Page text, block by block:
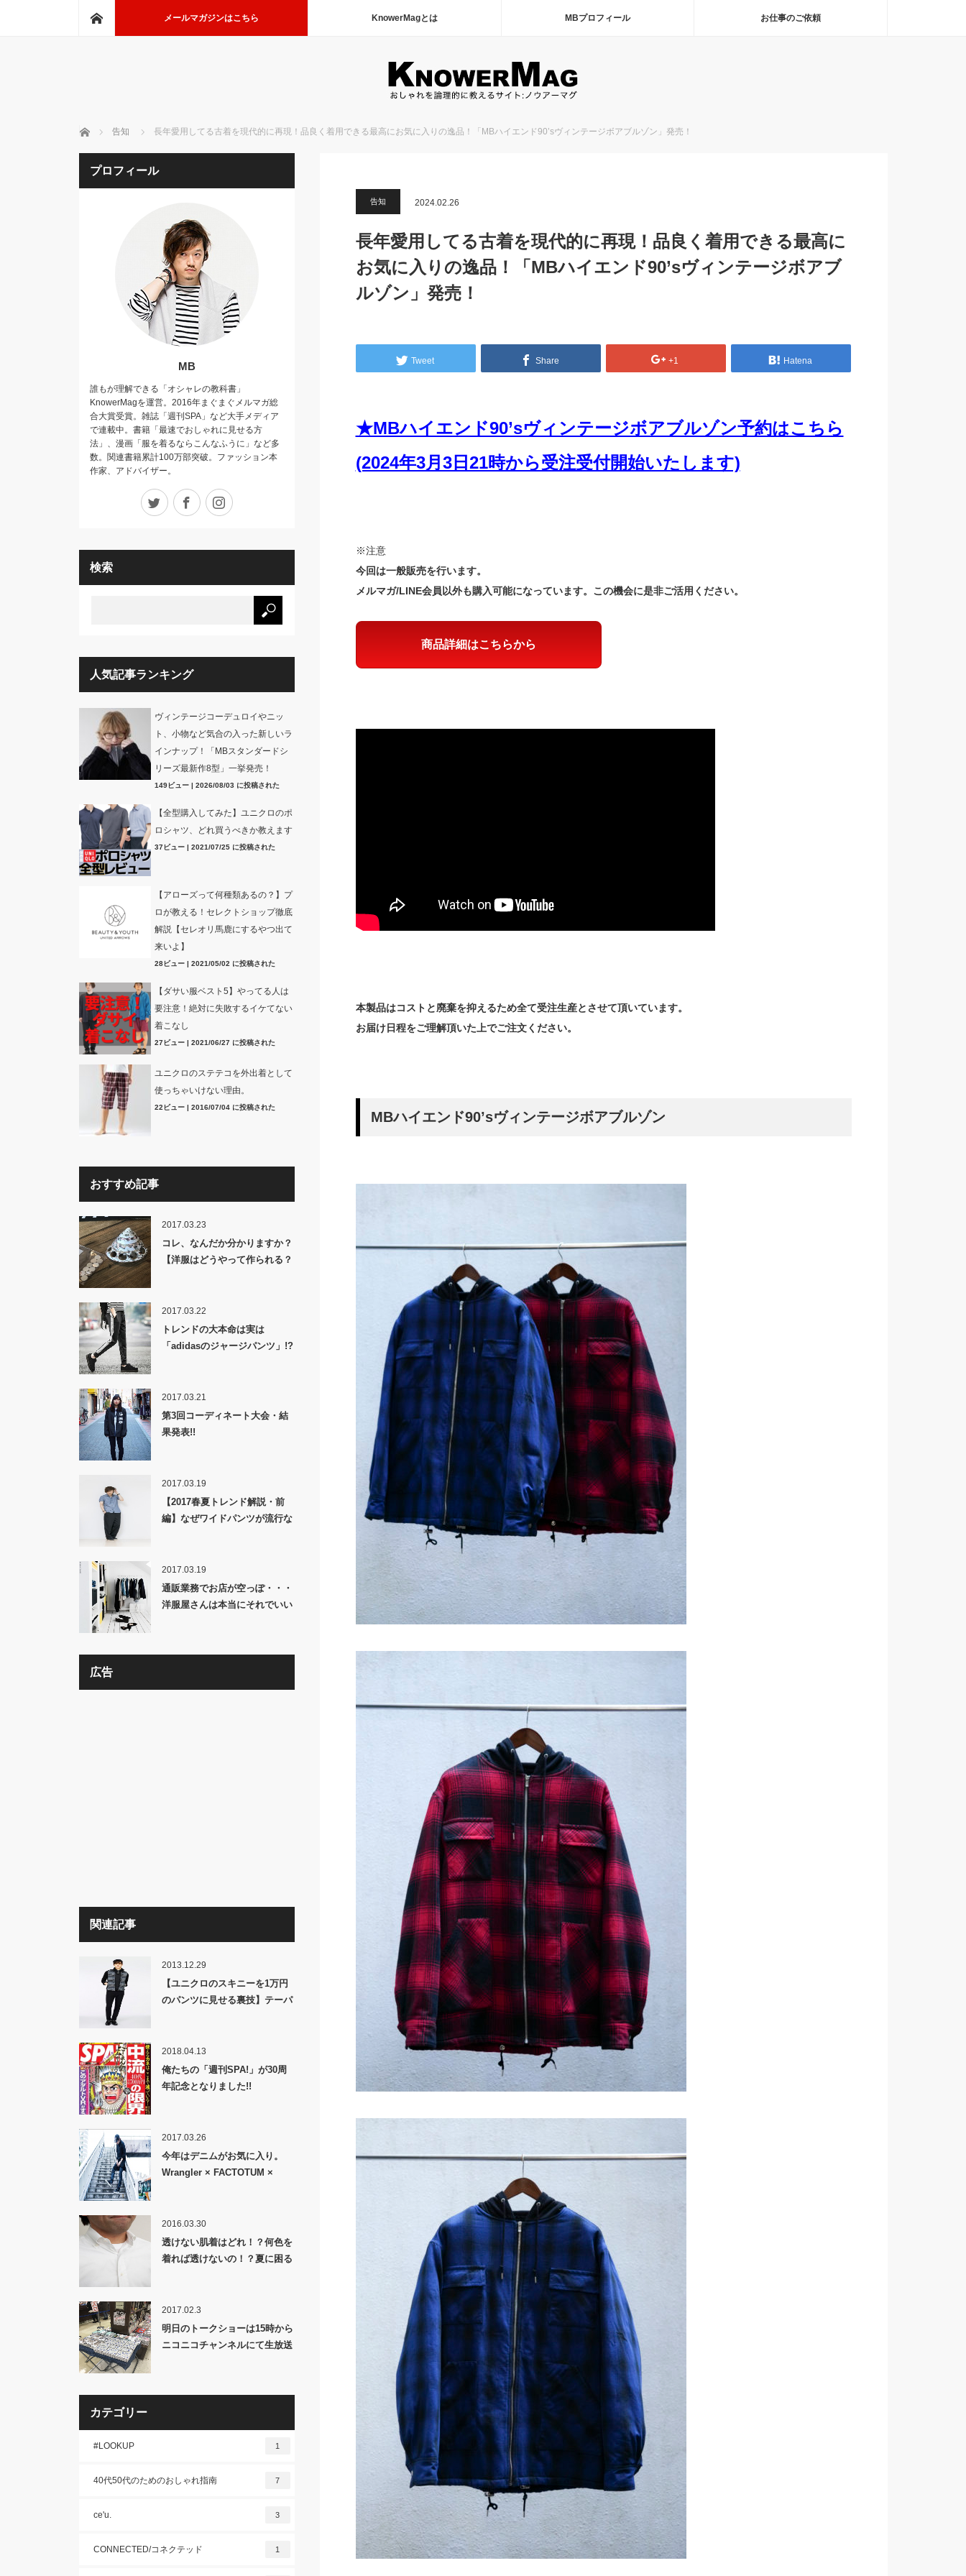
メールマガジンはこちら KnowerMagとは MBプロフィール お仕事のご依頼
ホーム 告知 長年愛用してる古着を現代的に再現！品良く着用できる最高にお気に入りの逸品！「MBハイエンド90’sヴィンテージボアブルゾン」発売！
告知 2024.02.26
長年愛用してる古着を現代的に再現！品良く着用できる最高に
お気に入りの逸品！「MBハイエンド90’sヴィンテージボアブ
ルゾン」発売！
Tweet Share +1 Hatena
★MBハイエンド90’sヴィンテージボアブルゾン予約はこちら
(2024年3月3日21時から受注受付開始いたします)
※注意
今回は一般販売を行います。
メルマガ/LINE会員以外も購入可能になっています。この機会に是非ご活用ください。
商品詳細はこちらから
本製品はコストと廃棄を抑えるため全て受注生産とさせて頂いています。
お届け日程をご理解頂いた上でご注文ください。
MBハイエンド90’sヴィンテージボアブルゾン
プロフィール
MB
誰もが理解できる「オシャレの教科書」
KnowerMagを運営。2016年まぐまぐメルマガ総
合大賞受賞。雑誌「週刊SPA」など大手メディア
で連載中。書籍「最速でおしゃれに見せる方
法」、漫画「服を着るならこんなふうに」など多
数。関連書籍累計100万部突破。ファッション本
作家、アドバイザー。
Twitter Facebook
検索
人気記事ランキング
ヴィンテージコーデュロイやニッ
ト、小物など気合の入った新しいラ
インナップ！「MBスタンダードシ
リーズ最新作8型」一挙発売！
149ビュー| 2026/08/03 に投稿された
【全型購入してみた】ユニクロのポ
ロシャツ、どれ買うべきか教えます
37ビュー| 2021/07/25 に投稿された
【アローズって何種類あるの？】プ
ロが教える！セレクトショップ徹底
解説【セレオリ馬鹿にするやつ出て
来いよ】
28ビュー| 2021/05/02 に投稿された
【ダサい服ベスト5】やってる人は
要注意！絶対に失敗するイケてない
着こなし
27ビュー| 2021/06/27 に投稿された
ユニクロのステテコを外出着として
使っちゃいけない理由。
22ビュー| 2016/07/04 に投稿された
おすすめ記事
2017.03.23
コレ、なんだか分かりますか？
【洋服はどうやって作られる？
2017.03.22
トレンドの大本命は実は
「adidasのジャージパンツ」!?
2017.03.21
第3回コーディネート大会・結
果発表!!
2017.03.19
【2017春夏トレンド解説・前
編】なぜワイドパンツが流行な
2017.03.19
通販業務でお店が空っぽ・・・
洋服屋さんは本当にそれでいい
広告
関連記事
2013.12.29
【ユニクロのスキニーを1万円
のパンツに見せる裏技】テーパ
り!!
2018.04.13
俺たちの「週刊SPA!」が30周
年記念となりました!!
2017.03.26
今年はデニムがお気に入り。
Wrangler × FACTOTUM ×
2016.03.30
透けない肌着はどれ！？何色を
着れば透けないの！？夏に困る
2017.02.3
明日のトークショーは15時から
ニコニコチャンネルにて生放送
カテゴリー
#LOOKUP 1
40代50代のためのおしゃれ指南 7
ce'u. 3
CONNECTED/コネクテッド 1